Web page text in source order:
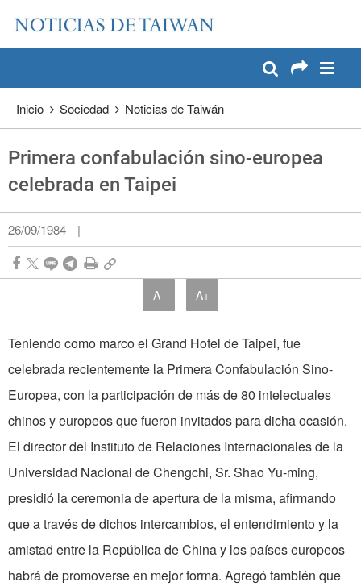
Pase a contenido principal
Inicio Sociedad Noticias de Taiwán
Primera confabulación sino-europea
celebrada en Taipei
26/09/1984 |
A- A+
Teniendo como marco el Grand Hotel de Taipei, fue
celebrada recientemente la Primera Confabulación Sino-
Europea, con la participación de más de 80 intelectuales
chinos y europeos que fueron invitados para dicha ocasión.
El director del Instituto de Relaciones Internacionales de la
Universidad Nacional de Chengchi, Sr. Shao Yu-ming,
presidió la ceremonia de apertura de la misma, afirmando
que a través de dichos intercambios, el entendimiento y la
amistad entre la República de China y los países europeos
habrá de promoverse en mejor forma. Agregó también que